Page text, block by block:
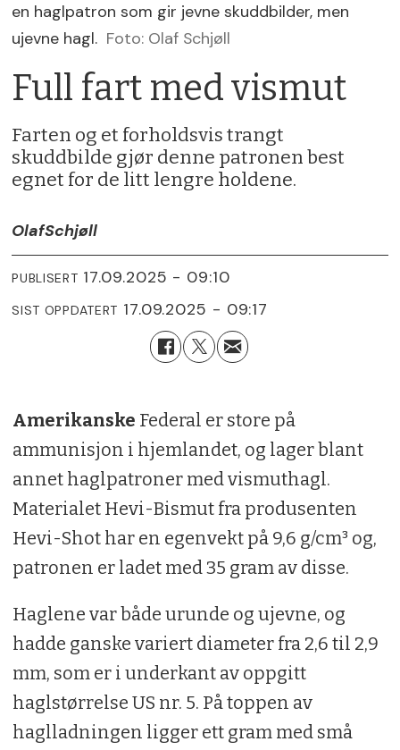
en haglpatron som gir jevne skuddbilder, men
ujevne hagl. Foto: Olaf Schjøll
Full fart med vismut
Farten og et forholdsvis trangt
skuddbilde gjør denne patronen best
egnet for de litt lengre holdene.
OlafSchjøll
PUBLISERT 17.09.2025 - 09:10
SIST OPPDATERT 17.09.2025 - 09:17
Amerikanske Federal er store på
ammunisjon i hjemlandet, og lager blant
annet haglpatroner med vismuthagl.
Materialet Hevi-Bismut fra produsenten
Hevi-Shot har en egenvekt på 9,6 g/cm³ og,
patronen er ladet med 35 gram av disse.
Haglene var både urunde og ujevne, og
hadde ganske variert diameter fra 2,6 til 2,9
mm, som er i underkant av oppgitt
haglstørrelse US nr. 5. På toppen av
haglladningen ligger ett gram med små